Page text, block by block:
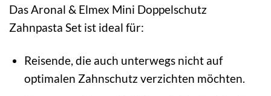
Das Aronal & Elmex Mini Doppelschutz
Zahnpasta Set ist ideal für:
Reisende, die auch unterwegs nicht auf
optimalen Zahnschutz verzichten möchten.